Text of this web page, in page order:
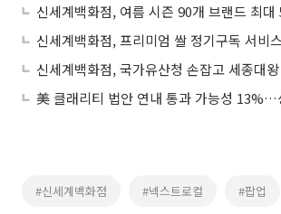
신세계백화점, 여름 시즌 90개 브랜드 최대
신세계백화점, 프리미엄 쌀 정기구독 서비
#신세계백화점 #넥스트로컬 #팝업